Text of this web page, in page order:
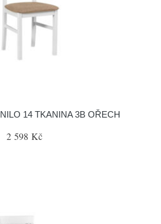
14 TKANINA 3B OŘECH
2 598 Kč